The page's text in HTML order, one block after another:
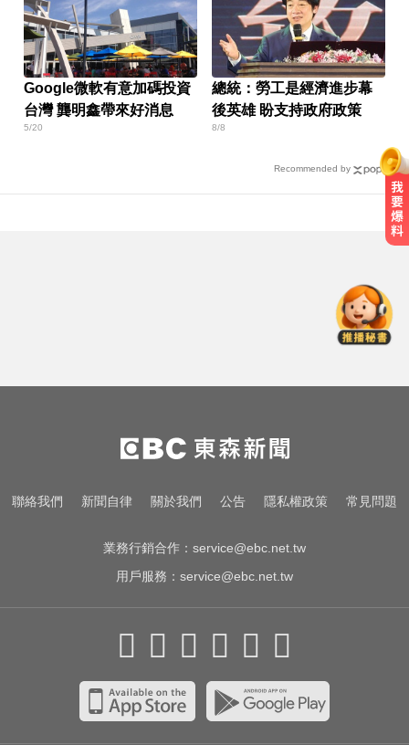
Google微軟有意加碼投資
台灣 龔明鑫帶來好消息
5/20
總統：勞工是經濟進步幕
後英雄 盼支持政府政策
8/8
Recommended by
表就破紀錄
白家綺分享！對抗烈日與熬夜的鏡
頭濾鏡靠親研「超美飲」
肥大叔猝逝5天！原訂明直播說明突
聯絡我們 新聞自律 關於我們 公告 隱私權政策 常見問題
業務行銷合作： service@ebc.net.tw
用戶服務： service@ebc.net.tw